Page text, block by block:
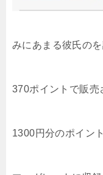
みにあまる彼氏の
370ポイントで販売
1300円分のポイン